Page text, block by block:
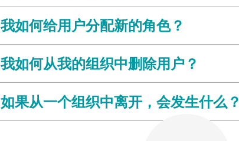
我如何给用户分配新的角色？
我如何从我的组织中删除用户？
如果从一个组织中离开，会发生什么？